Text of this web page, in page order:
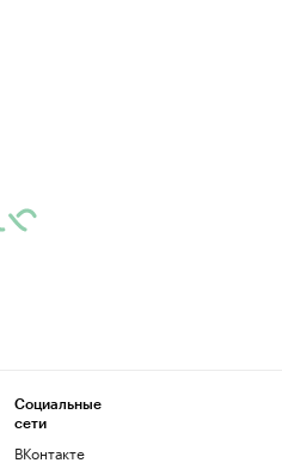
Социальные
сети
ВКонтакте